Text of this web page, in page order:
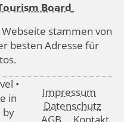
Board
stammen von
besten Adresse für
•
in
by
Impressum
Datenschutz
AGB
Kontakt